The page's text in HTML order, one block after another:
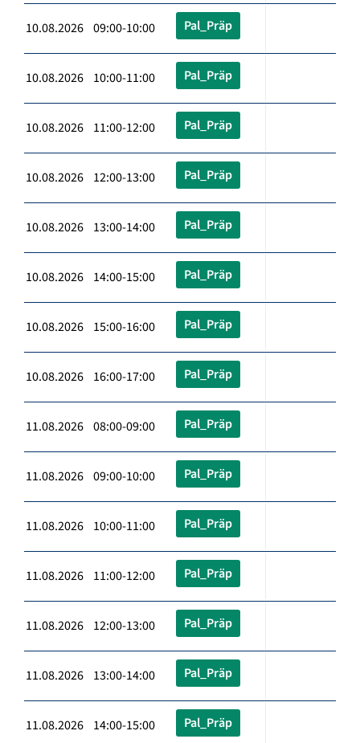
10.08.2026 09:00-10:00 Pal_Präp
10.08.2026 10:00-11:00 Pal_Präp
10.08.2026 11:00-12:00 Pal_Präp
10.08.2026 12:00-13:00 Pal_Präp
10.08.2026 13:00-14:00 Pal_Präp
10.08.2026 14:00-15:00 Pal_Präp
10.08.2026 15:00-16:00 Pal_Präp
10.08.2026 16:00-17:00 Pal_Präp
11.08.2026 08:00-09:00 Pal_Präp
11.08.2026 09:00-10:00 Pal_Präp
11.08.2026 10:00-11:00 Pal_Präp
11.08.2026 11:00-12:00 Pal_Präp
11.08.2026 12:00-13:00 Pal_Präp
11.08.2026 13:00-14:00 Pal_Präp
11.08.2026 14:00-15:00 Pal_Präp